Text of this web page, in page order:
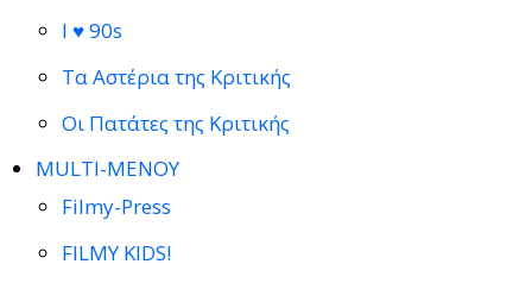
I ♥ 90s
Τα Αστέρια της Κριτικής
Οι Πατάτες της Κριτικής
MULTI-ΜΕΝΟΥ
Filmy-Press
FILMY KIDS!